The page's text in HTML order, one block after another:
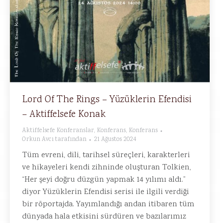
Lord Of The Rings – Yüzüklerin Efendisi
– Aktiffelsefe Konak
Aktiffelsefe Konferanslar, Konferans, Konferans
Orkun Avcıtarafından 21 Ağustos 2024
Tüm evreni, dili, tarihsel süreçleri, karakterleri
ve hikayeleri kendi zihninde oluşturan Tolkien,
“Her şeyi doğru düzgün yapmak 14 yılımı aldı.”
diyor Yüzüklerin Efendisi serisi ile ilgili verdiği
bir röportajda. Yayımlandığı andan itibaren tüm
dünyada hala etkisini sürdüren ve bazılarımız